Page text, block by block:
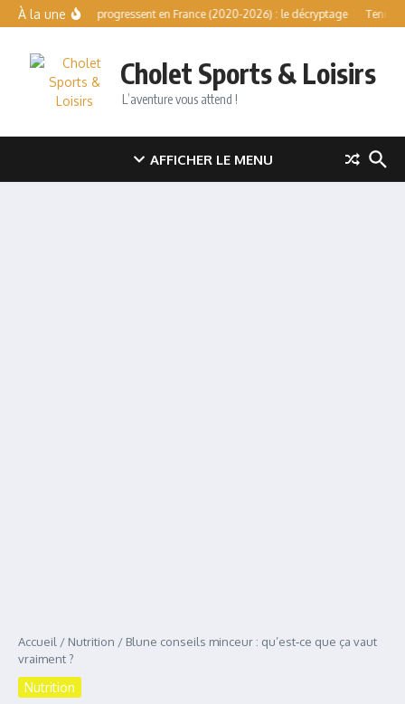
Aller au contenu
À la une
Sports qui progressent en France (2020-2026) : le décryptage Tennis
Cholet Sports & Loisirs
L’aventure vous attend !
AFFICHER LE MENU
Accueil / Nutrition / Blune conseils minceur : qu’est‑ce que ça vaut
vraiment ?
Nutrition